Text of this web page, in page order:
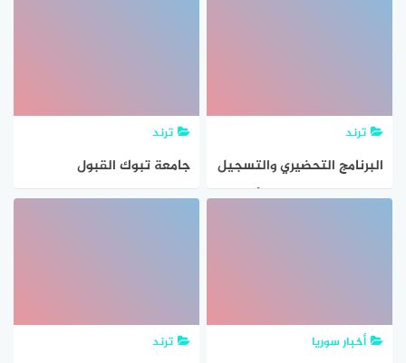
ترند
البرنامج التحضيري والتسجيل
في كلية الملك فهد الأمنية
ترند
جامعة تبوك القبول
والتسجيل 1445
أخبار سوريا ترند